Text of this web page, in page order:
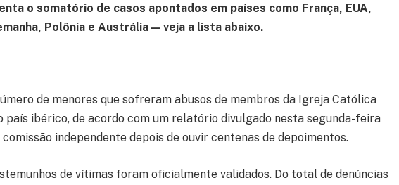
o somatório de casos apontados em países como França, EUA,
Polônia e Austrália — veja a lista abaixo.
de menores que sofreram abusos de membros da Igreja Católica
país ibérico, de acordo com um relatório divulgado nesta segunda-feira
independente depois de ouvir centenas de depoimentos.
de vítimas foram oficialmente validados. Do total de denúncias